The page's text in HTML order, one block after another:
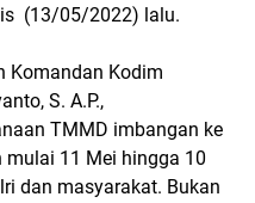
(13/05/2022) lalu.
Komandan Kodim
S. A.P.,
TMMD imbangan ke
11 Mei hingga 10
dan masyarakat. Bukan